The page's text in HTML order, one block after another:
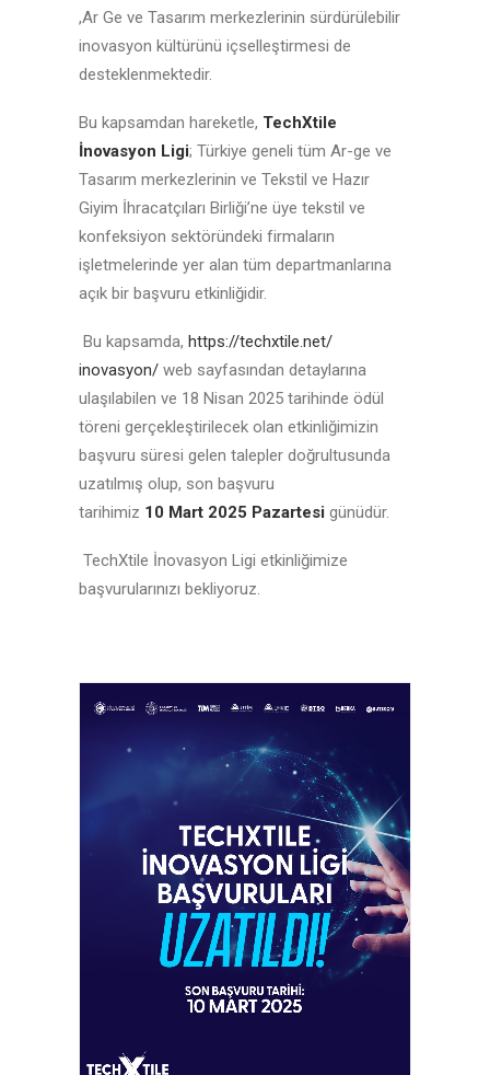
,Ar Ge ve Tasarım merkezlerinin sürdürülebilir
inovasyon kültürünü içselleştirmesi de
desteklenmektedir.
Bu kapsamdan hareketle, TechXtile
İnovasyon Ligi; Türkiye geneli tüm Ar-ge ve
Tasarım merkezlerinin ve Tekstil ve Hazır
Giyim İhracatçıları Birliği’ne üye tekstil ve
konfeksiyon sektöründeki firmaların
işletmelerinde yer alan tüm departmanlarına
açık bir başvuru etkinliğidir.
Bu kapsamda, https://techxtile.net/
inovasyon/ web sayfasından detaylarına
ulaşılabilen ve 18 Nisan 2025 tarihinde ödül
töreni gerçekleştirilecek olan etkinliğimizin
başvuru süresi gelen talepler doğrultusunda
uzatılmış olup, son başvuru
tarihimiz 10 Mart 2025 Pazartesi günüdür.
TechXtile İnovasyon Ligi etkinliğimize
başvurularınızı bekliyoruz.